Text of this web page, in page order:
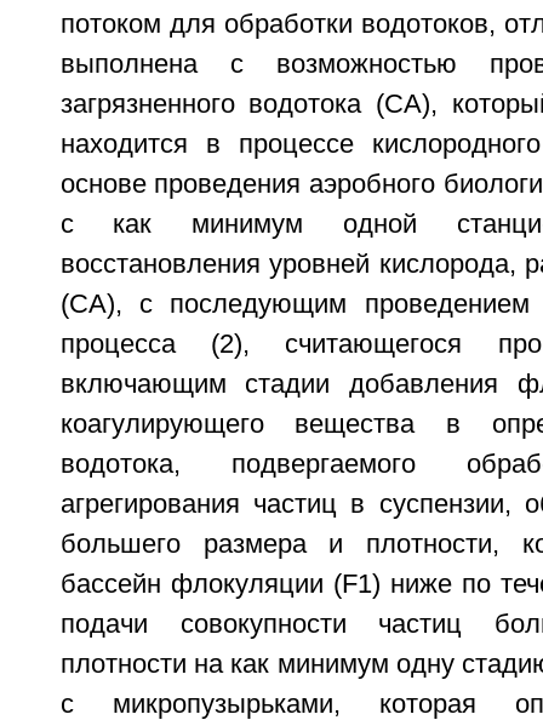
потоком для обработки водотоков,
выполнена с возможностью
загрязненного водотока (СА),
находится в процессе
основе проведения аэробного
с как минимум одной
восстановления уровней кислорода,
(СА), с последующим проведением
процесса (2), считающегося
включающим стадии добавления
коагулирующего вещества в
водотока, подвергаемого
агрегирования частиц в суспензии,
большего размера и плотности,
бассейн флокуляции (F1) ниже по
подачи совокупности частиц
плотности на как минимум одну
с микропузырьками, которая